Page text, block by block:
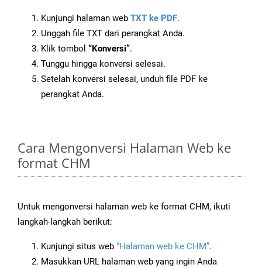
Kunjungi halaman web TXT ke PDF.
Unggah file TXT dari perangkat Anda.
Klik tombol “Konversi”.
Tunggu hingga konversi selesai.
Setelah konversi selesai, unduh file PDF ke
perangkat Anda.
Cara Mengonversi Halaman Web ke
format CHM
Untuk mengonversi halaman web ke format CHM, ikuti
langkah-langkah berikut:
Kunjungi situs web “Halaman web ke CHM”.
Masukkan URL halaman web yang ingin Anda